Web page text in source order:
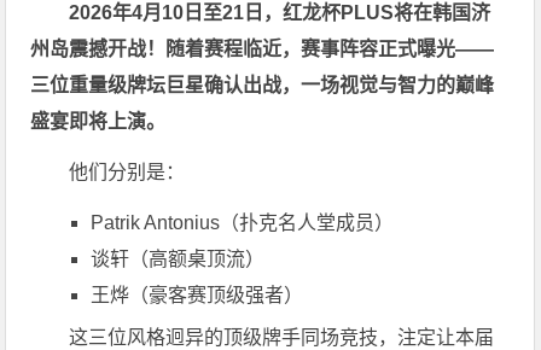
2026年4月10日至21日，红龙杯PLUS将在韩国济
州岛震撼开战！随着赛程临近，赛事阵容正式曝光——
三位重量级牌坛巨星确认出战，一场视觉与智力的巅峰
盛宴即将上演。
他们分别是：
Patrik Antonius （扑克名人堂成员）
谈轩 （高额桌顶流）
王烨 （豪客赛顶级强者）
这三位风格迥异的顶级牌手同场竞技，注定让本届